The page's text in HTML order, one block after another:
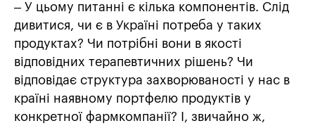
– У цьому питанні є кілька компонентів. Слід
дивитися, чи є в Україні потреба у таких
продуктах? Чи потрібні вони в якості
відповідних терапевтичних рішень? Чи
відповідає структура захворюваності у нас в
країні наявному портфелю продуктів у
конкретної фармкомпанії? І, звичайно ж,